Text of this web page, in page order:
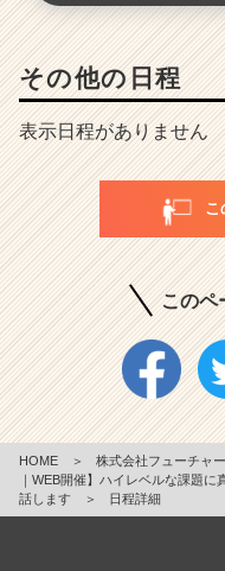
その他の日程
表示日程がありません
こ
このペ
HOME ＞ 株式会社フューチャ
｜WEB開催】ハイレベルな課題
話します
＞ 日程詳細